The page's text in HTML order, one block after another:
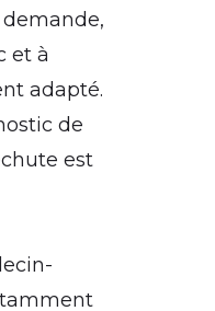
demande,
et à
adapté.
de
est